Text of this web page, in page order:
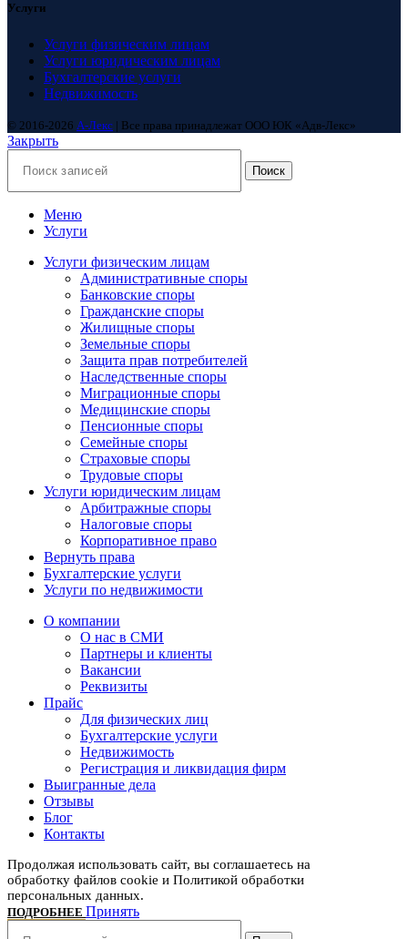
Услуги
Услуги физическим лицам
Услуги юридическим лицам
Бухгалтерские услуги
Недвижимость
© 2016-2026 А-Лекс | Все права принадлежат ООО ЮК «Адв-Лекс»
Закрыть
Поиск
Меню
Услуги
Услуги физическим лицам
Административные споры
Банковские споры
Гражданские споры
Жилищные споры
Земельные споры
Защита прав потребителей
Наследственные споры
Миграционные споры
Медицинские споры
Пенсионные споры
Семейные споры
Страховые споры
Трудовые споры
Услуги юридическим лицам
Арбитражные споры
Налоговые споры
Корпоративное право
Вернуть права
Бухгалтерские услуги
Услуги по недвижимости
О компании
О нас в СМИ
Партнеры и клиенты
Вакансии
Реквизиты
Прайс
Для физических лиц
Бухгалтерские услуги
Недвижимость
Регистрация и ликвидация фирм
Выигранные дела
Отзывы
Блог
Контакты
Продолжая использовать сайт, вы соглашаетесь на
обработку файлов cookie и Политикой обработки
персональных данных.
ПОДРОБНЕЕ ПОДРОБНЕЕ
Принять